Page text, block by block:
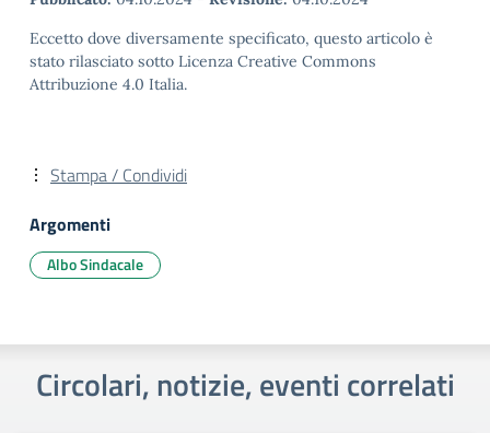
Eccetto dove diversamente specificato, questo articolo è
stato rilasciato sotto Licenza Creative Commons
Attribuzione 4.0 Italia.
Stampa / Condividi
Argomenti
Albo Sindacale
Circolari, notizie, eventi correlati